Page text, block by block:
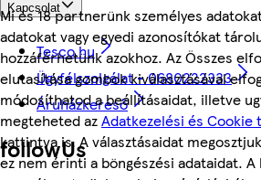
Mi és 18 partnerünk személyes
adatokat vagy egyedi azonosítókat
hozzáférhetünk azokhoz. Az Összes
elutasítása gombok kiválasztásával
módosíthatod a beállításaidat, illetve
megteheted azAdatkezelési és Cookie
kattintva is. A választásaidat
ez nem érinti a böngészési adataidat.
Kapcsolat
Tesco.hu
Ügyfélszolgálat - 0680222333
Áruházkereső
followUs